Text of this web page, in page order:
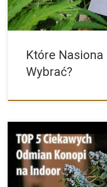
Które
Wybrać?
Poniżej mamy dla Was